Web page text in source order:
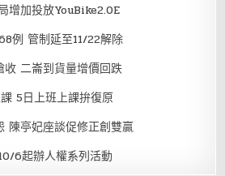
增加投放YouBike2.0E
例 管制延至11/22解除
二崙到貨量增價回跌
5日上班上課拚復原
陳亭妃座談促修正創雙贏
6起辦人權系列活動